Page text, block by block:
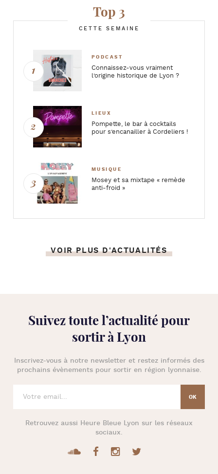
Top 3
CETTE SEMAINE
PODCAST
Connaissez-vous vraiment
l’origine historique de Lyon ?
LIEUX
Pompette, le bar à cocktails
pour s’encanailler à Cordeliers !
MUSIQUE
Mosey et sa mixtape « remède
anti-froid »
VOIR PLUS D'ACTUALITÉS
Suivez toute l’actualité pour
sortir à Lyon
Inscrivez-vous à notre newsletter et restez informés des
prochains évènements pour sortir en région lyonnaise.
Retrouvez aussi Heure Bleue Lyon sur les réseaux
sociaux.